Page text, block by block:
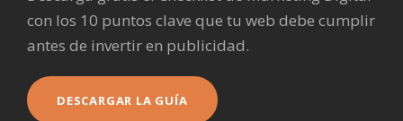
con los 10 puntos clave que tu web debe cumplir
antes de invertir en publicidad.
DESCARGAR LA GUÍA